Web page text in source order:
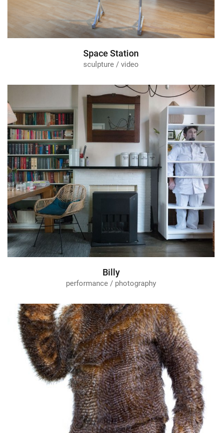
Space Station
sculpture / video
Billy
performance / photography